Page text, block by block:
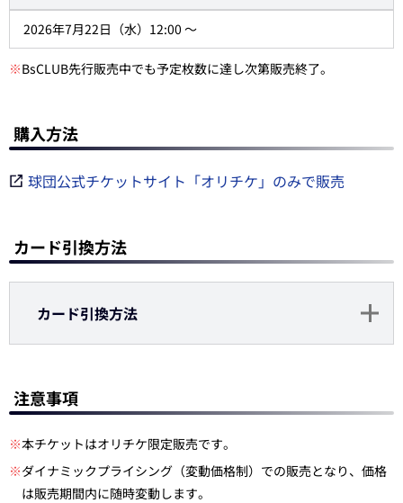
2026年7月22日（水）12:00 ～
※BsCLUB先行販売中でも予定枚数に達し次第販売終了。
購入方法
球団公式チケットサイト「オリチケ」のみで販売
カード引換方法
カード引換方法
注意事項
※本チケットはオリチケ限定販売です。
※ダイナミックプライシング（変動価格制）での販売となり、価格
は販売期間内に随時変動します。